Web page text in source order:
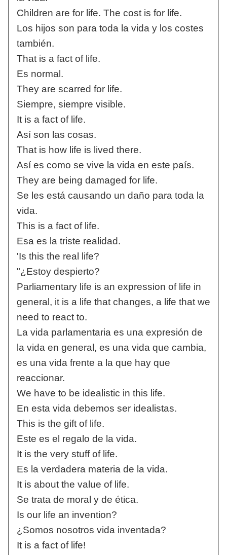
Children are for life. The cost is for life.
Los hijos son para toda la vida y los costes
también.
That is a fact of life.
Es normal.
They are scarred for life.
Siempre, siempre visible.
It is a fact of life.
Así son las cosas.
That is how life is lived there.
Así es como se vive la vida en este país.
They are being damaged for life.
Se les está causando un daño para toda la
vida.
This is a fact of life.
Esa es la triste realidad.
'Is this the real life?
"¿Estoy despierto?
Parliamentary life is an expression of life in
general, it is a life that changes, a life that we
need to react to.
La vida parlamentaria es una expresión de
la vida en general, es una vida que cambia,
es una vida frente a la que hay que
reaccionar.
We have to be idealistic in this life.
En esta vida debemos ser idealistas.
This is the gift of life.
Este es el regalo de la vida.
It is the very stuff of life.
Es la verdadera materia de la vida.
It is about the value of life.
Se trata de moral y de ética.
Is our life an invention?
¿Somos nosotros vida inventada?
It is a fact of life!